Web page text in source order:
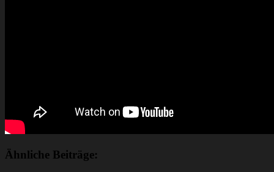
Ähnliche Beiträge: